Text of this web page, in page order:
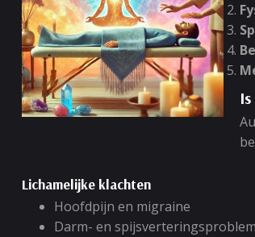
Lichamelijke klachten
Hoofdpijn en migraine
Darm- en